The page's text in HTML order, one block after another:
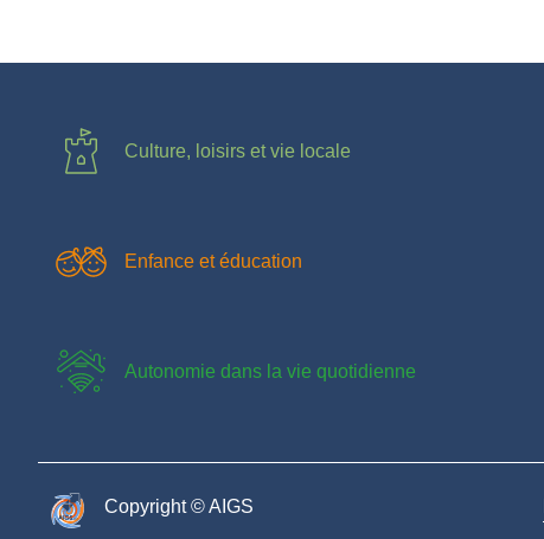
Culture, loisirs et vie locale
Enfance et éducation
Autonomie dans la vie quotidienne
Copyright © AIGS​